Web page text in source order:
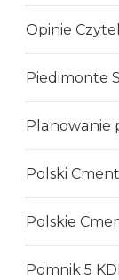
Opinie
Piedimonte
Planowanie
Polski
Polskie
Pomnik 5